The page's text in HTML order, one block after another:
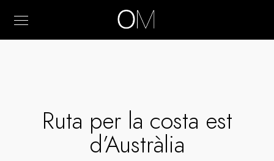
Ruta per la costa est
d’Austràlia